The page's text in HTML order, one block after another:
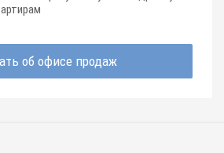
об офисе продаж